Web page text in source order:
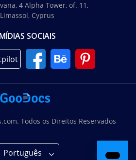
4 Alpha Tower, of. 11,
Limassol, Cyprus
MÍDIAS SOCIAIS
Todos os Direitos Reservados
Português